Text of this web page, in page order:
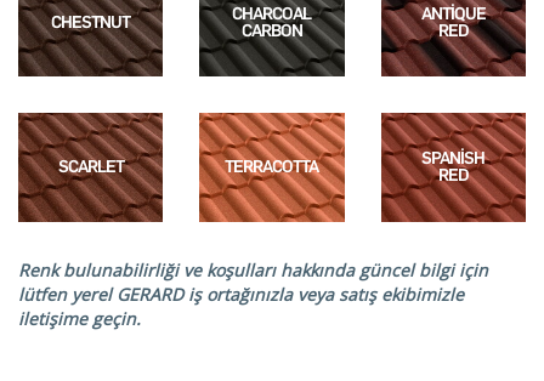
CHESTNUT
CHARCOAL
CARBON
ANTIQUE
RED
SCARLET TERRACOTTA
SPANISH
RED
Renk bulunabilirliği ve koşulları hakkında güncel bilgi için
lütfen yerel GERARD iş ortağınızla veya satış ekibimizle
iletişime geçin.